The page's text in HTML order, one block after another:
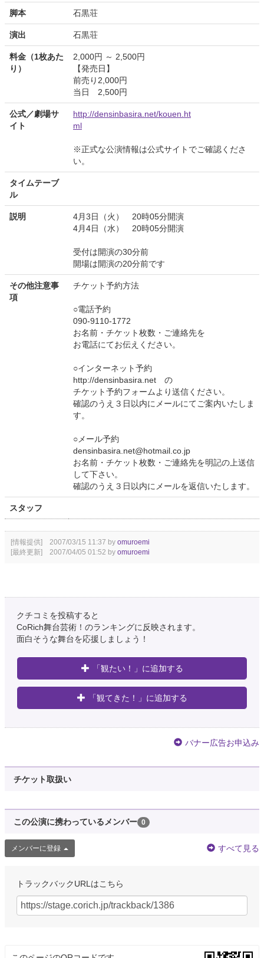
脚本 石黒荘
演出 石黒荘
料金（1枚あた
り）
2,000円 ～ 2,500円
【発売日】
前売り2,000円
当日 2,500円
公式／劇場サ
イト
http://densinbasira.net/kouen.ht
ml
※正式な公演情報は公式サイトでご確認くださ
い。
タイムテーブ
ル
説明
4月3日（火） 20時05分開演
4月4日（水） 20時05分開演
受付は開演の30分前
開場は開演の20分前です
その他注意事
項
チケット予約方法
○電話予約
090-9110-1772
お名前・チケット枚数・ご連絡先を
お電話にてお伝えください。
○インターネット予約
http://densinbasira.net の
チケット予約フォームより送信ください。
確認のうえ３日以内にメールにてご案内いたしま
す。
○メール予約
densinbasira.net@hotmail.co.jp
お名前・チケット枚数・ご連絡先を明記の上送信
して下さい。
確認のうえ３日以内にメールを返信いたします。
スタッフ
[情報提供] 2007/03/15 11:37 by omuroemi
[最終更新] 2007/04/05 01:52 by omuroemi
クチコミを投稿すると
CoRich舞台芸術！のランキングに反映されます。
面白そうな舞台を応援しましょう！
「観たい！」に追加する
「観てきた！」に追加する
バナー広告お申込み
チケット取扱い
この公演に携わっているメンバー 0
メンバーに登録 すべて見る
トラックバックURLはこちら